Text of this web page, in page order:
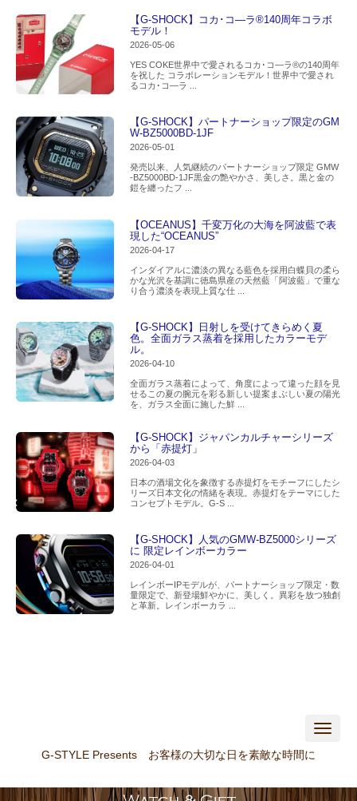
【G-SHOCK】コカ･コ―ラ®140周年コラボ
モデル！
2026-05-06
YES COKE世界中で愛されるコカ･コ―ラ®の140周年
を祝した コラボレーションモデル！世界中で愛され
るコカ･コ―ラ ...
【G-SHOCK】パートナーショップ限定のGM
W-BZ5000BD-1JF
2026-05-01
発売以来、人気継続のパートナーショップ限定 GMW
-BZ5000BD-1JF黒金の艶やかさ、美しさ。黒と金の
鎧を纏ったフ ...
【OCEANUS】千変万化の大海を阿波藍で表
現した“OCEANUS”
2026-04-17
インダイアルに濃淡の異なる藍色を採用白蝶貝の柔ら
かな光沢を基調に徳島県産の天然藍「阿波藍」で重な
り合う濃淡を表現上質な仕 ...
【G-SHOCK】日射しを受けてきらめく夏
色。全面ガラス蒸着を採用したカラーモデ
ル。
2026-04-10
全面ガラス蒸着によって、角度によって違った顔を見
せるこの夏の腕元を彩る新しい提案まぶしい夏の陽光
を、ガラス全面に施した鮮 ...
【G-SHOCK】ジャパンカルチャーシリーズ
から「赤提灯」
2026-04-03
日本の酒場文化を象徴する赤提灯をモチーフにしたシ
リーズ日本文化の情緒を表現。赤提灯をテーマにした
コンセプトモデル。G-S ...
【G-SHOCK】人気のGMW-BZ5000シリーズ
に 限定レインボーカラー
2026-04-01
レインボーIPモデルが、パートナーショップ限定・数
量限定で、新登場鮮やかに、美しく。異彩を放つ独創
と革新。レインボーカラ ...
N
G-STYLE Presents お客様の大切な日を素敵な時間に